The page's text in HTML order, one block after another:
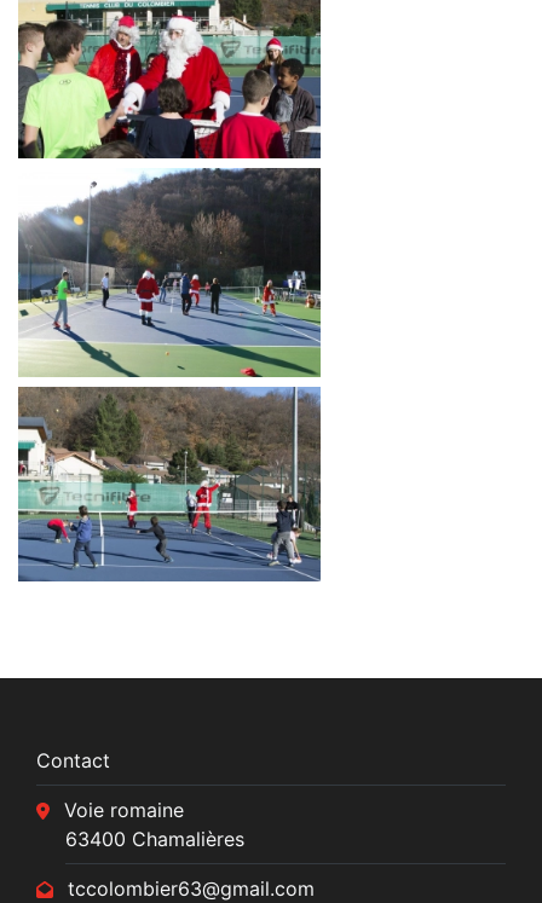
Contact
Voie romaine
63400 Chamalières
tccolombier63@gmail.com